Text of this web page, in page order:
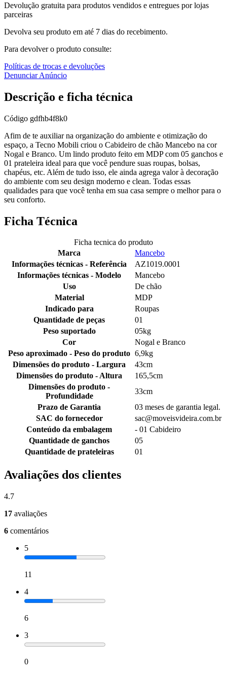
Devolução gratuita para produtos vendidos e entregues por lojas
parceiras
Devolva seu produto em até 7 dias do recebimento.
Para devolver o produto consulte:
Políticas de trocas e devoluções
Denunciar Anúncio
Descrição e ficha técnica
Código gdfhb4f8k0
Afim de te auxiliar na organização do ambiente e otimização do
espaço, a Tecno Mobili criou o Cabideiro de chão Mancebo na cor
Nogal e Branco. Um lindo produto feito em MDP com 05 ganchos e
01 prateleira ideal para que você pendure suas roupas, bolsas,
chapéus, etc. Além de tudo isso, ele ainda agrega valor à decoração
do ambiente com seu design moderno e clean. Todas essas
qualidades para que você tenha em sua casa sempre o melhor para o
seu conforto.
Ficha Técnica
Ficha tecnica do produto
Marca
Mancebo
Informações técnicas - Referência
AZ1019.0001
Informações técnicas - Modelo
Mancebo
Uso
De chão
Material
MDP
Indicado para
Roupas
Quantidade de peças
01
Peso suportado
05kg
Cor
Nogal e Branco
Peso aproximado - Peso do produto 6,9kg
Dimensões do produto - Largura
43cm
Dimensões do produto - Altura
165,5cm
Dimensões do produto -
Profundidade
33cm
Prazo de Garantia
03 meses de garantia legal.
SAC do fornecedor
sac@moveisvideira.com.br
Conteúdo da embalagem
- 01 Cabideiro
Quantidade de ganchos
05
Quantidade de prateleiras
01
Avaliações dos clientes
4.7
17 avaliações
6 comentários
5
11
4
6
3
0